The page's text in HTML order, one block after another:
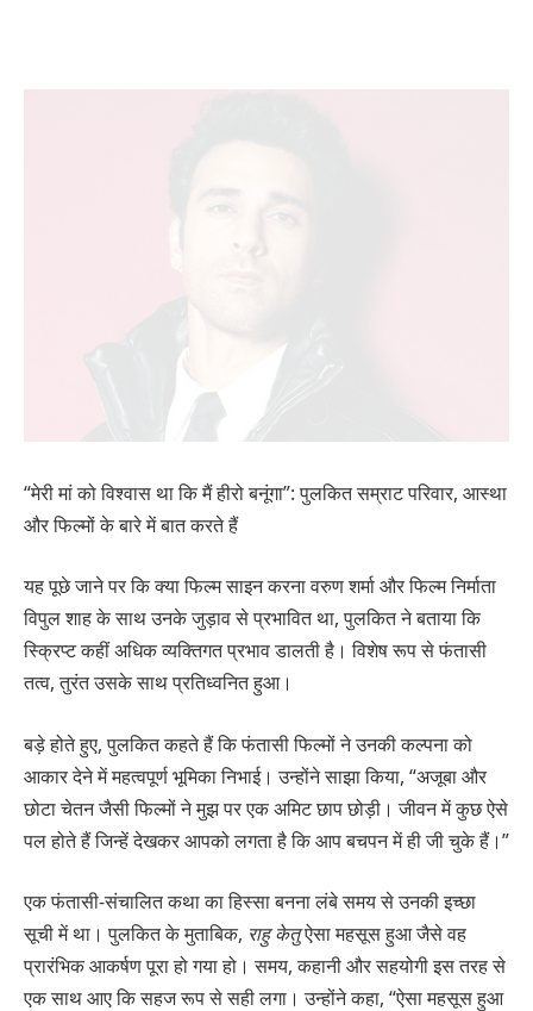
“मेरी मां को विश्वास था कि मैं हीरो बनूंगा”: पुलकित सम्राट परिवार, आस्था
और फिल्मों के बारे में बात करते हैं
यह पूछे जाने पर कि क्या फिल्म साइन करना वरुण शर्मा और फिल्म निर्माता
विपुल शाह के साथ उनके जुड़ाव से प्रभावित था, पुलकित ने बताया कि
स्क्रिप्ट कहीं अधिक व्यक्तिगत प्रभाव डालती है। विशेष रूप से फंतासी
तत्व, तुरंत उसके साथ प्रतिध्वनित हुआ।
बड़े होते हुए, पुलकित कहते हैं कि फंतासी फिल्मों ने उनकी कल्पना को
आकार देने में महत्वपूर्ण भूमिका निभाई। उन्होंने साझा किया, “अजूबा और
छोटा चेतन जैसी फिल्मों ने मुझ पर एक अमिट छाप छोड़ी। जीवन में कुछ ऐसे
पल होते हैं जिन्हें देखकर आपको लगता है कि आप बचपन में ही जी चुके हैं।”
एक फंतासी-संचालित कथा का हिस्सा बनना लंबे समय से उनकी इच्छा
सूची में था। पुलकित के मुताबिक, राहु केतुऐसा महसूस हुआ जैसे वह
प्रारंभिक आकर्षण पूरा हो गया हो। समय, कहानी और सहयोगी इस तरह से
एक साथ आए कि सहज रूप से सही लगा। उन्होंने कहा, “ऐसा महसूस हुआ